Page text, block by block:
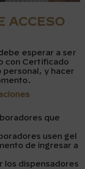
ACCESO
esperar a ser
con Certificado
personal, y hacer
que
usen gel
de ingresar a
los dispensadores